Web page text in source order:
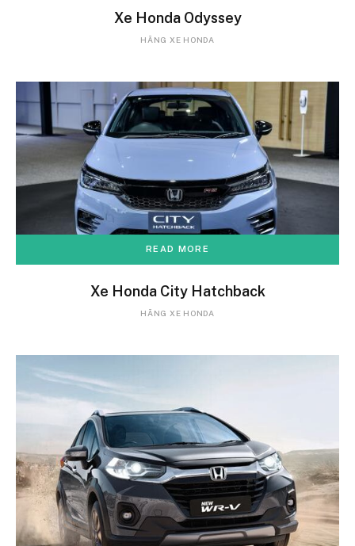
Xe Honda Odyssey
HÃNG XE HONDA
READ MORE
Xe Honda City Hatchback
HÃNG XE HONDA